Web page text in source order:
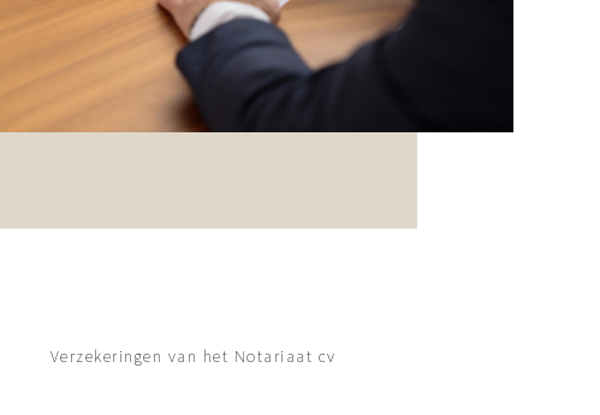
Verzekeringen van het Notariaat cv